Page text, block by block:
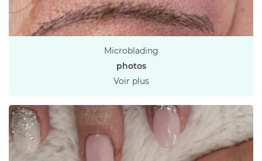
Microblading
photos
Voir plus